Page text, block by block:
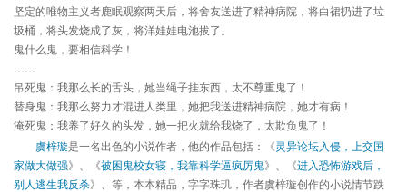
坚定的唯物主义者鹿眠观察两天后，将舍友送进了精神病院，将白裙扔进了垃
圾桶，将头发烧成了灰，将洋娃娃电池拔了。
鬼什么鬼，要相信科学！
吊死鬼：我那么长的舌头，她当绳子挂东西，太不尊重鬼了！
替身鬼：我那么努力才混进人类里，她把我送进精神病院，她才有病！
淹死鬼：我养了好久的头发，她一把火就给我烧了，太欺负鬼了！
虞梓璇是一名出色的小说作者，他的作品包括：《灵异论坛入侵，上交国
家做大做强》、《被困鬼校女寝，我靠科学逼疯厉鬼》、《进入恐怖游戏后，
别人逃生我反杀》、等，本本精品，字字珠玑，作者虞梓璇创作的小说情节跌